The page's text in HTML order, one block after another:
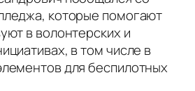
которые помогают
в волонтерских и
в том числе в
для беспилотных